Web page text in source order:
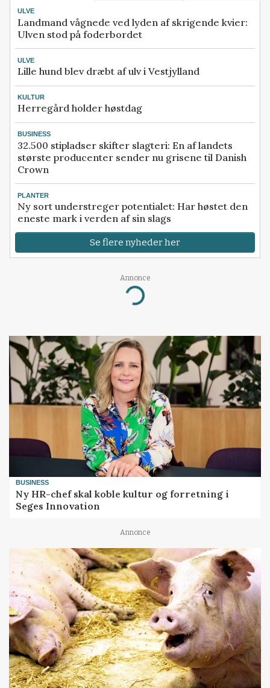
ULVE
Landmand vågnede ved lyden af skrigende kvier:
Ulven stod på foderbordet
ULVE
Lille hund blev dræbt af ulv i Vestjylland
KULTUR
Herregård holder høstdag
BUSINESS
32.500 stipladser skifter slagteri: En af landets
største producenter sender nu grisene til Danish
Crown
PLANTER
Ny sort understreger potentialet: Har høstet den
eneste mark i verden af sin slags
Se flere nyheder her
Annonce
Loading...
BUSINESS
Ny HR-chef skal koble kultur og forretning i
Seges Innovation
Annonce